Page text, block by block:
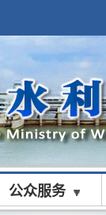
公众服务